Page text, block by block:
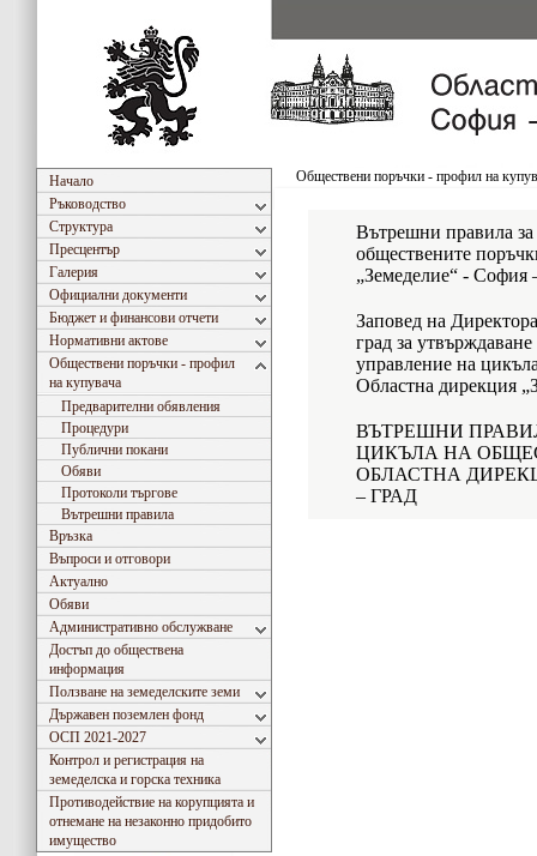
Начало
Ръководство
Структура
Пресцентър
Галерия
Официални документи
Бюджет и финансови отчети
Нормативни актове
Обществени поръчки - профил
на купувача
Предварителни обявления
Процедури
Публични покани
Обяви
Протоколи търгове
Вътрешни правила
Връзка
Въпроси и отговори
Актуално
Обяви
Административно обслужване
Достъп до обществена
информация
Ползване на земеделските земи
Държавен поземлен фонд
ОСП 2021-2027
Контрол и регистрация на
земеделска и горска техника
Противодействие на корупцията и
отнемане на незаконно придобито
имущество
Обществени поръчки - профил на
Вътрешни правила
обществените
„Земеделие“ - София
Заповед на
град за
управление на
Областна дирекция
ВЪТРЕШНИ
ЦИКЪЛА НА
ОБЛАСТНА
– ГРАД